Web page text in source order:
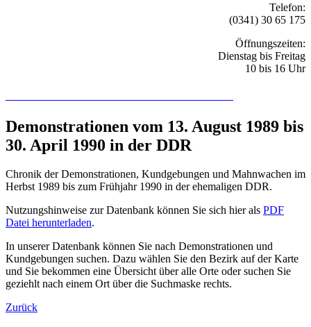
Telefon:
(0341) 30 65 175
Öffnungszeiten:
Dienstag bis Freitag
10 bis 16 Uhr
Demonstrationen vom 13. August 1989 bis
30. April 1990 in der DDR
Chronik der Demonstrationen, Kundgebungen und Mahnwachen im
Herbst 1989 bis zum Frühjahr 1990 in der ehemaligen DDR.
Nutzungshinweise zur Datenbank können Sie sich hier als PDF
Datei herunterladen.
In unserer Datenbank können Sie nach Demonstrationen und
Kundgebungen suchen. Dazu wählen Sie den Bezirk auf der Karte
und Sie bekommen eine Übersicht über alle Orte oder suchen Sie
geziehlt nach einem Ort über die Suchmaske rechts.
Zurück